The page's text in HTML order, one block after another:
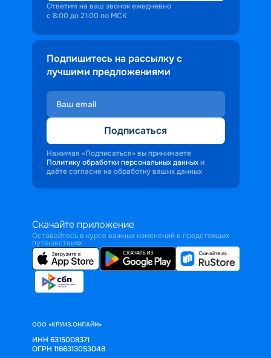
Ответим на ваш звонок ежедневно
с 8:00 до 21:00 по МСК
Подпишитесь на рассылку с
лучшими предложениями
Подписаться
Нажимая «Подписаться» вы принимаете
Политику обработки персональных данных и
даёте согласие на обработку ваших данных
Скачайте приложение
Оставайтесь в курсе важных изменений в предстоящих
путешествиях
ООО «КРУИЗ.ОНЛАЙН»
ИНН 6315008371
ОГРН 1166313053048